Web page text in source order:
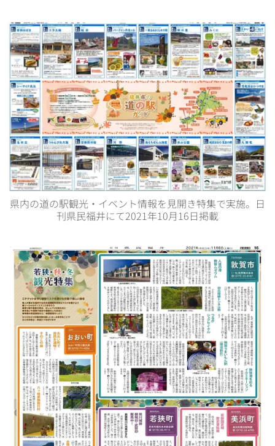
県内の道の駅観光・イベント情報を見開き特集で実施。日
刊県民福井にて2021年10月16日掲載